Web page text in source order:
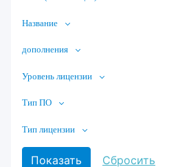
Название
дополнения
Уровень лицензии
Тип ПО
Тип лицензии